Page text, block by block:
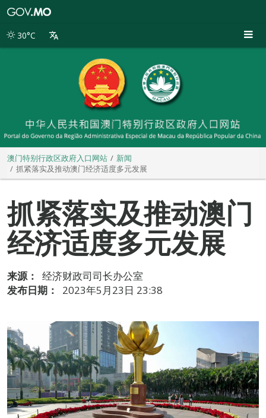
别
30°C
澳门特别行政区政府入口网站
新闻
抓紧落实及推动澳门经济适度多元发展
抓紧落实及推动澳门
经济适度多元发展
来源：
经济财政司司长办公室
发布日期：
2023年5月23日 23:38